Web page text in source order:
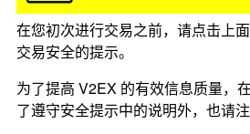
在您初次进行交易之前，请点击上
交易安全的提示。
为了提高 V2EX 的有效信息质量，
了遵守安全提示中的说明外，也请注